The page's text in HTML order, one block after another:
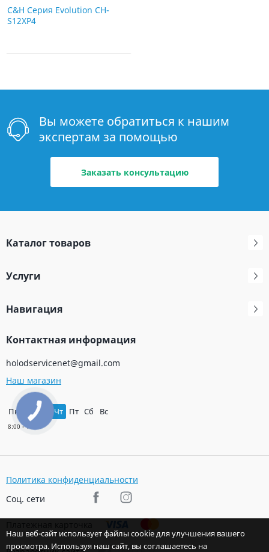
C&H Серия Evolution CH-
S12XP4
Вы можете обратиться к нашим
экспертам за помощью
Заказать консультацию
Каталог товаров
Услуги
Навигация
Контактная информация
holodservicenet@gmail.com
Наш магазин
Пн Вт Ср Чт Пт Сб Вс
Политика конфиденциальности
Соц. сети
Наш веб-сайт использует файлы cookie для улучшения вашего
просмотра. Используя наш сайт, вы соглашаетесь на